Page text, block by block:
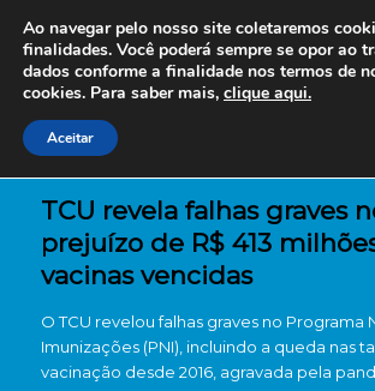
TCU revela falhas graves
prejuízo de R$ 413
vacinas vencidas
O TCU revelou falhas graves no Programa
Imunizações (PNI), incluindo a queda nas
vacinação desde 2016, agravada pela
Ao navegar pelo nosso site coletaremos
finalidades. Você poderá sempre se opor ao
dados conforme a finalidade nos termos de
cookies. Para saber mais, clique aqui.
Aceitar